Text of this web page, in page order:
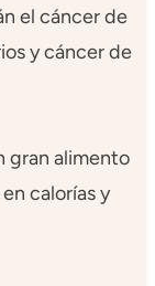
el cáncer de
y cáncer de
gran alimento
calorías y